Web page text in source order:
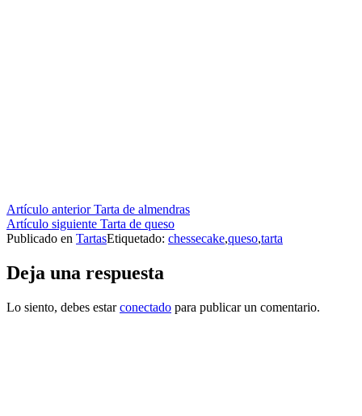
Seguir
leyendo
Artículo anteriorTarta de almendras
Artículo siguiente Tarta de queso
Publicado en TartasEtiquetado: chessecake,queso,tarta
Deja una respuesta
Lo siento, debes estarconectado para publicar un comentario.